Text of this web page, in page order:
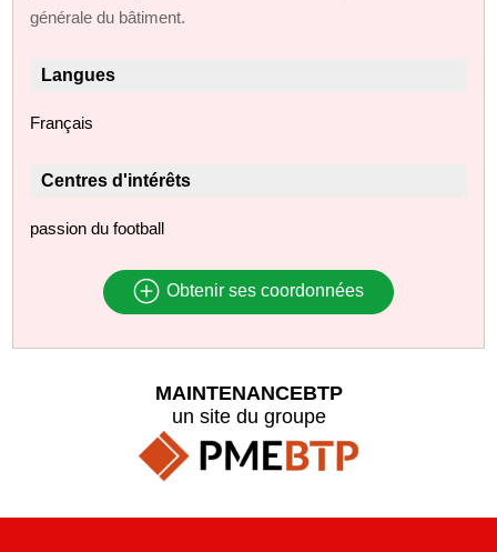
générale du bâtiment.
Langues
Français
Centres d'intérêts
passion du football
Obtenir ses coordonnées
MAINTENANCEBTP
un site du groupe